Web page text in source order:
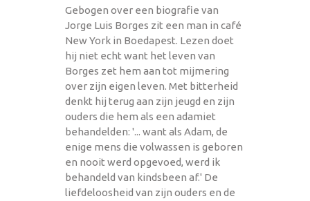
Gebogen over een biografie van
Jorge Luis Borges zit een man in café
New York in Boedapest. Lezen doet
hij niet echt want het leven van
Borges zet hem aan tot mijmering
over zijn eigen leven. Met bitterheid
denkt hij terug aan zijn jeugd en zijn
ouders die hem als een adamiet
behandelden: '... want als Adam, de
enige mens die volwassen is geboren
en nooit werd opgevoed, werd ik
behandeld van kindsbeen af.' De
liefdeloosheid van zijn ouders en de